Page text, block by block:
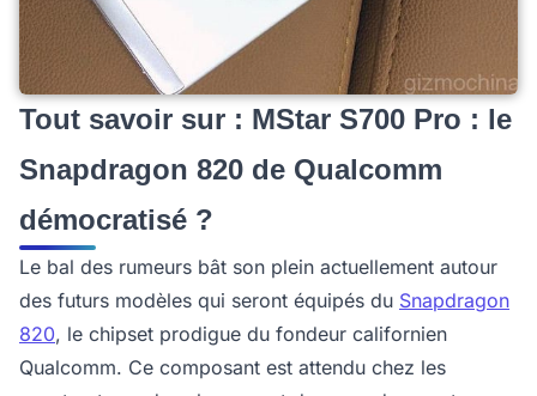
Tout savoir sur : MStar S700 Pro : le
Snapdragon 820 de Qualcomm
démocratisé ?
Le bal des rumeurs bât son plein actuellement autour
des futurs modèles qui seront équipés du Snapdragon
820, le chipset prodigue du fondeur californien
Qualcomm. Ce composant est attendu chez les